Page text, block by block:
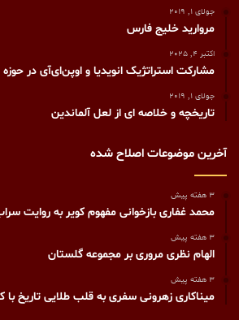
جولای 1, 2019
مروارید خلیج فارس
اکتبر 4, 2025
مشارکت استراتژیک انویدیا و اوپن‌ای‌آی در
جولای 1, 2019
تاریخچه و خلاصه ای از لعل آلماندین
آخرین موضوعات اصلاح شده
3 هفته پیش
محمد غفاری بازخوانی مفهوم کویر به روایت
3 هفته پیش
الهام نظری مروری بر مجموعه گلستان
3 هفته پیش
میناکاری زهرونی سفری به قلب طلایی تاریخ با